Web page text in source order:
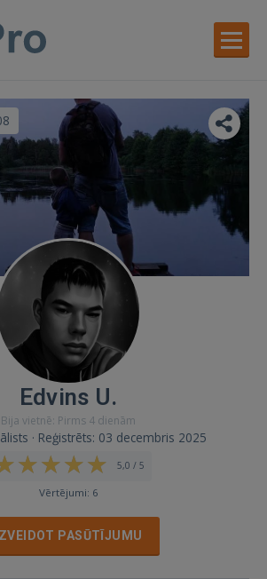
Edvins U.
Bija vietnē: Pirms 4 dienām
· Reģistrēts: 03 decembris 2025
5,0 / 5
Vērtējumi: 6
IZVEIDOT PASŪTĪJUMU